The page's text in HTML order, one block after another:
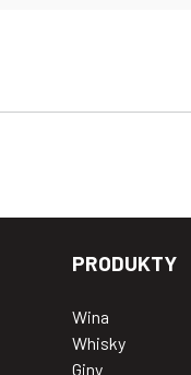
PRODUKTY
Wina
Whisky
Giny